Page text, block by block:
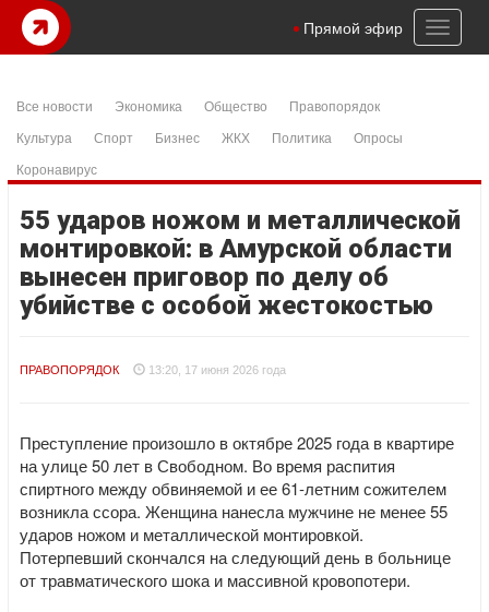
Toggle
Прямой эфир
Все новости Экономика Общество
Правопорядок
Культура
Спорт Бизнес ЖКХ Политика
Опросы
Коронавирус
55 ударов ножом и металлической
монтировкой: в Амурской области
вынесен приговор по делу об
убийстве с особой жестокостью
ПРАВОПОРЯДОК 13:20, 17 июня 2026 года
Преступление произошло в октябре 2025 года в квартире
на улице 50 лет в Свободном. Во время распития
спиртного между обвиняемой и ее 61‑летним сожителем
возникла ссора. Женщина нанесла мужчине не менее 55
ударов ножом и металлической монтировкой.
Потерпевший скончался на следующий день в больнице
от травматического шока и массивной кровопотери.